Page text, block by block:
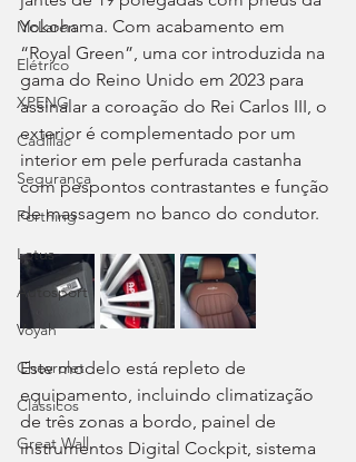
McLaren
Elétrico
XPENG
Cadillac
Segurança
Forthing
Lotus
Autosport
Voyah
Chevrolet
Clássicos
Great Wall
Yokohama. Com acabamento em
“Royal Green”, uma cor introduzida na
gama do Reino Unido em 2023 para
assinalar a coroação do Rei Carlos III, o
exterior é complementado por um
interior em pele perfurada castanha
com pespontos contrastantes e função
de massagem no banco do condutor.
Este modelo está repleto de
equipamento, incluindo climatização
de três zonas a bordo, painel de
instrumentos Digital Cockpit, sistema